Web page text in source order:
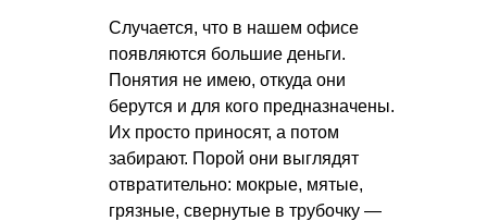
Случается, что в нашем офисе
появляются большие деньги.
Понятия не имею, откуда они
берутся и для кого предназначены.
Их просто приносят, а потом
забирают. Порой они выглядят
отвратительно: мокрые, мятые,
грязные, свернутые в трубочку —